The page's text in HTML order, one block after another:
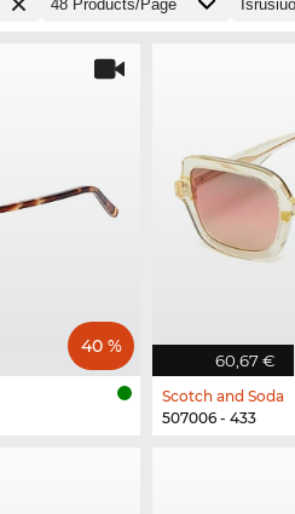
40 %
60,67 €
Scotch and Soda
507006 - 433